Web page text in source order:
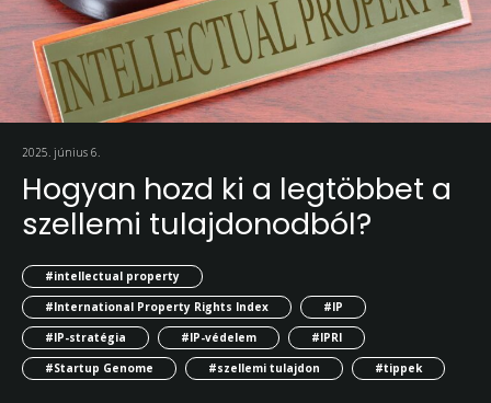
2025. június 6.
Hogyan hozd ki a legtöbbet a
szellemi tulajdonodból?
#intellectual property
#International Property Rights Index
#IP
#IP-stratégia
#IP-védelem
#IPRI
#Startup Genome
#szellemi tulajdon #tippek